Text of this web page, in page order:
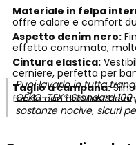
Materiale in felpa
offre calore e comfort
Aspetto denim nero:
effetto consumato,
Cintura elastica:
cerniere, perfetta per
Taglio a campana:
fondo con due tasche
Puoi lavarlo in tutta
OEKO-TEX® Standard 100
sostanze nocive, sicuri